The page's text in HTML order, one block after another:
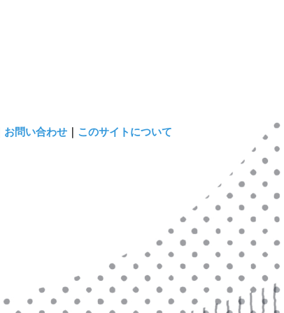
お問い合わせ ｜ このサイトについて